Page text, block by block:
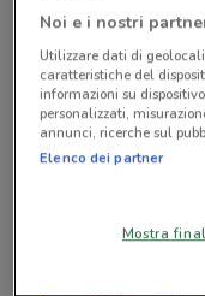
Negozi Conad a Roma
Piazza
Noi e i nostri
Utilizzare dati di
caratteristiche del
informazioni su
personalizzati,
annunci, ricerche sul
Elenco dei partner
Mostra